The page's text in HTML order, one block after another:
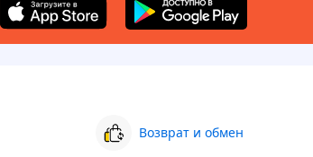
Возврат и обмен